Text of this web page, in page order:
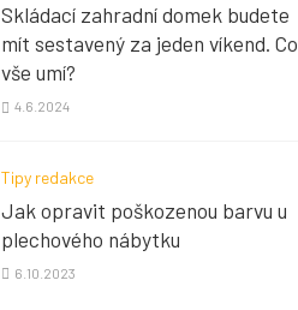
Skládací zahradní domek budete
mít sestavený za jeden víkend. Co
vše umí?
4.6.2024
Tipy redakce
Jak opravit poškozenou barvu u
plechového nábytku
6.10.2023